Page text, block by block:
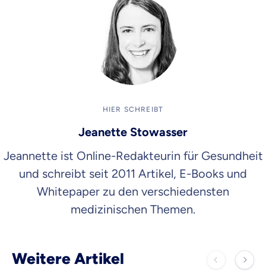
HIER SCHREIBT
Jeanette Stowasser
Jeannette ist Online-Redakteurin für Gesundheit
und schreibt seit 2011 Artikel, E-Books und
Whitepaper zu den verschiedensten
medizinischen Themen.
Weitere Artikel